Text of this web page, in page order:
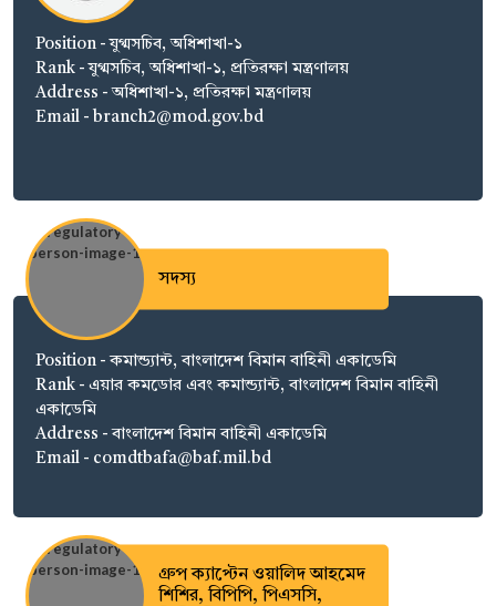
Position - যুগ্মসচিব, অধিশাখা-১
Rank - যুগ্মসচিব, অধিশাখা-১, প্রতিরক্ষা মন্ত্রণালয়
Address - অধিশাখা-১, প্রতিরক্ষা মন্ত্রণালয়
Email - branch2@mod.gov.bd
সদস্য
Position - কমান্ড্যান্ট, বাংলাদেশ বিমান বাহিনী একাডেমি
Rank - এয়ার কমডোর এবং কমান্ড্যান্ট, বাংলাদেশ বিমান বাহিনী
একাডেমি
Address - বাংলাদেশ বিমান বাহিনী একাডেমি
Email - comdtbafa@baf.mil.bd
গ্রুপ ক্যাপ্টেন ওয়ালিদ আহমেদ
শিশির, বিপিপি, পিএসসি,